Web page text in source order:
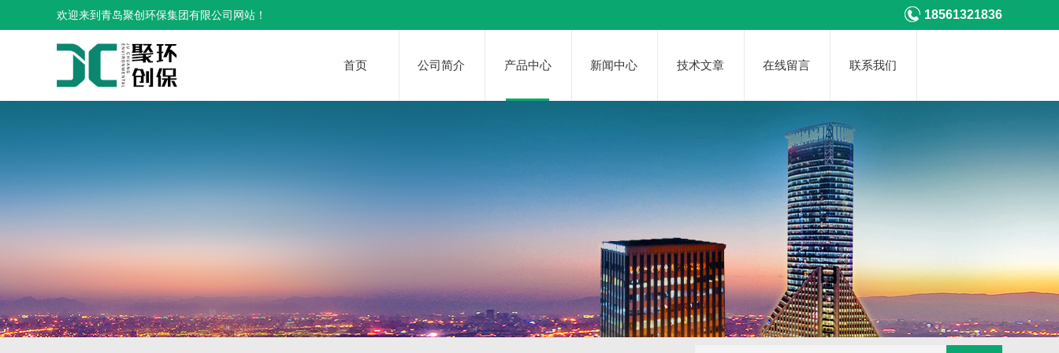
欢迎来到青岛聚创环保集团有限公司网站！ 18561321836
首页 公司简介 产品中心 新闻中心 技术文章 在线留言 联系我们